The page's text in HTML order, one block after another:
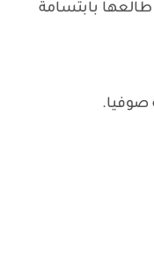
بابتسامة
صوفيا.